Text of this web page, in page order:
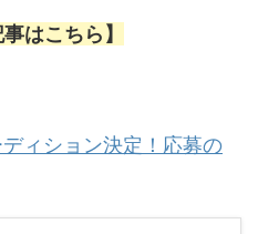
はこちら】
ィション決定！応募の